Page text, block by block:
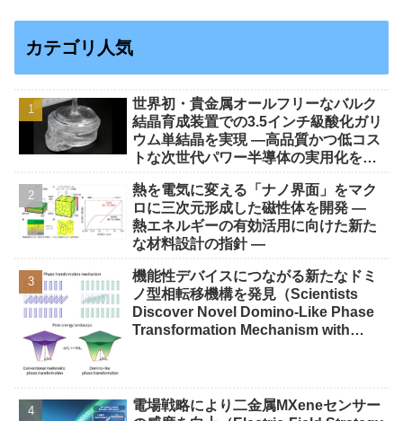
カテゴリ人気
世界初・貴金属オールフリーなバルク
結晶育成装置での3.5インチ級酸化ガリ
ウム単結晶を実現 ―高品質かつ低コス
トな次世代パワー半導体の実用化を加
熱を電気に変える「ナノ界面」をマク
ロに三次元形成した磁性体を開発 —
熱エネルギーの有効活用に向けた新た
な材料設計の指針 —
機能性デバイスにつながる新たなドミ
ノ型相転移機構を発見（Scientists
Discover Novel Domino-Like Phase
Transformation Mechanism with
電場戦略により二金属MXeneセンサー